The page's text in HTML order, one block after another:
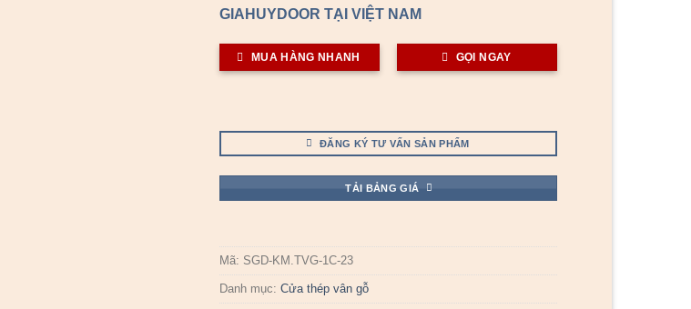
GIAHUYDOOR TẠI VIỆT NAM
MUA HÀNG NHANH GỌI NGAY
ĐĂNG KÝ TƯ VẤN SẢN PHẨM
TẢI BẢNG GIÁ
Mã: SGD-KM.TVG-1C-23
Danh mục:Cửa thép vân gỗ